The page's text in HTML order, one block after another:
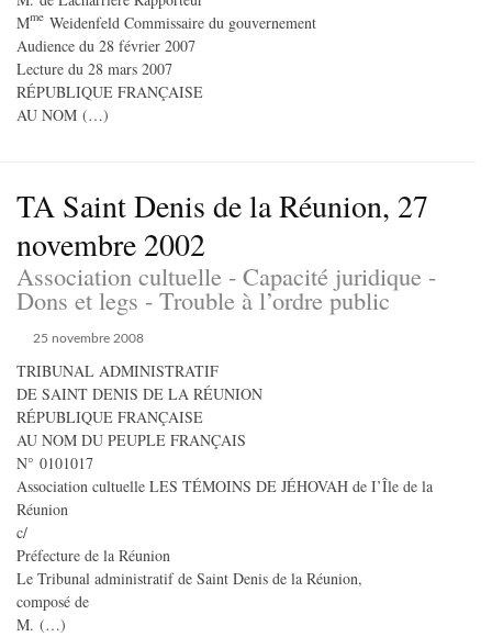
Mme Weidenfeld Commissaire du gouvernement
Audience du 28 février 2007
Lecture du 28 mars 2007
RÉPUBLIQUE FRANÇAISE
AU NOM (…)
TA Saint Denis de la Réunion, 27
novembre 2002
Association cultuelle - Capacité juridique -
Dons et legs - Trouble à l’ordre public
25 novembre 2008
TRIBUNAL ADMINISTRATIF
DE SAINT DENIS DE LA RÉUNION
RÉPUBLIQUE FRANÇAISE
AU NOM DU PEUPLE FRANÇAIS
N° 0101017
Association cultuelle LES TÉMOINS DE JÉHOVAH de I’Île de la
Réunion
c/
Préfecture de la Réunion
Le Tribunal administratif de Saint Denis de la Réunion,
composé de
M. (…)